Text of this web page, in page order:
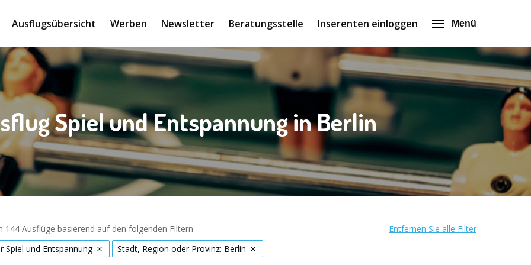
Ausflugsübersicht Werben Newsletter Beratungsstelle Inserenten einloggen Menü
Spiel und Entspannung in Berlin
144 Ausflüge basierend auf den folgenden Filtern
Entfernen Sie alle Filter
Spiel und Entspannung
Stadt, Region oder Provinz: Berlin